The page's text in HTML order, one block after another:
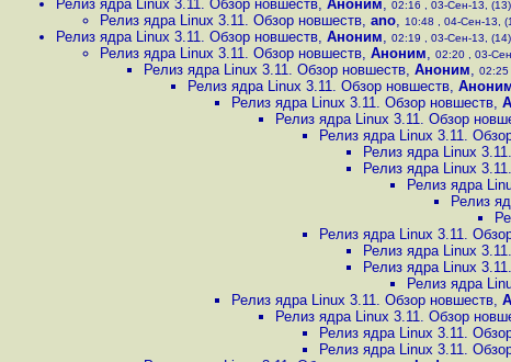
Релиз ядра Linux 3.11. Обзор новшеств, Аноним, 02:16 , 03-Сен-13, (13)
Релиз ядра Linux 3.11. Обзор новшеств, ano, 10:48 , 04-Сен-13,
Релиз ядра Linux 3.11. Обзор новшеств, Аноним, 02:19 , 03-Сен-13, (14)
Релиз ядра Linux 3.11. Обзор новшеств, Аноним, 02:20 , 03-
Релиз ядра Linux 3.11. Обзор новшеств, Аноним, 02:25
Релиз ядра Linux 3.11. Обзор новшеств,
Релиз ядра Linux 3.11. Обзор новшеств,
Релиз ядра Linux 3.11. Обзор
Релиз ядра Linux 3.11.
Релиз ядра Linux
Релиз ядра Linux
Релиз ядра
Релиз
Релиз ядра Linux 3.11.
Релиз ядра Linux
Релиз ядра Linux
Релиз ядра
Релиз ядра Linux 3.11. Обзор новшеств,
Релиз ядра Linux 3.11. Обзор
Релиз ядра Linux 3.11.
Релиз ядра Linux 3.11.